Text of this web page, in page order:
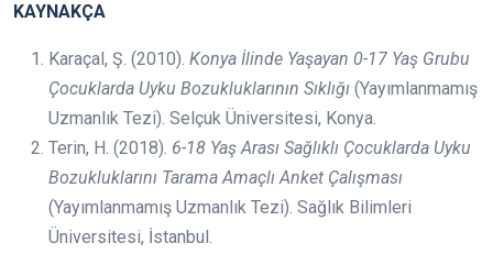
KAYNAKÇA
Karaçal, Ş. (2010). Konya İlinde Yaşayan 0-17 Yaş Grubu
Çocuklarda Uyku Bozukluklarının Sıklığı (Yayımlanmamış
Uzmanlık Tezi). Selçuk Üniversitesi, Konya.
Terin, H. (2018). 6-18 Yaş Arası Sağlıklı Çocuklarda Uyku
Bozukluklarını Tarama Amaçlı Anket Çalışması
(Yayımlanmamış Uzmanlık Tezi). Sağlık Bilimleri
Üniversitesi, İstanbul.